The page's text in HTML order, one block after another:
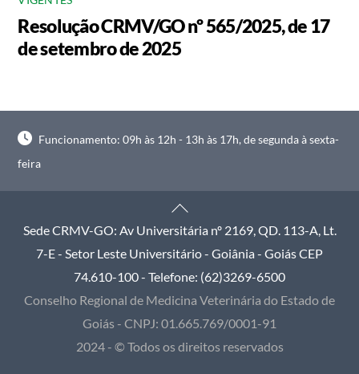
Resolução CRMV/GO nº 565/2025, de 17
de setembro de 2025
Funcionamento: 09h às 12h - 13h às 17h, de segunda à sexta-
feira
Back
To
Top
Sede CRMV-GO: Av Universitária nº 2169, QD. 113-A, Lt.
7-E - Setor Leste Universitário - Goiânia - Goiás CEP
74.610-100 - Telefone: (62)3269-6500
Conselho Regional de Medicina Veterinária do Estado de
Goiás - CNPJ: 01.665.769/0001-91
2024 - © Todos os direitos reservados